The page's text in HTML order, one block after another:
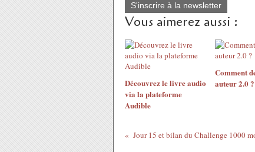
S'inscrire à la newsletter
Vous aimerez aussi :
Découvrez le livre audio
via la plateforme
Audible
Comment
auteur 2.0 ?
Jour 15 et bilan du Challenge 1000